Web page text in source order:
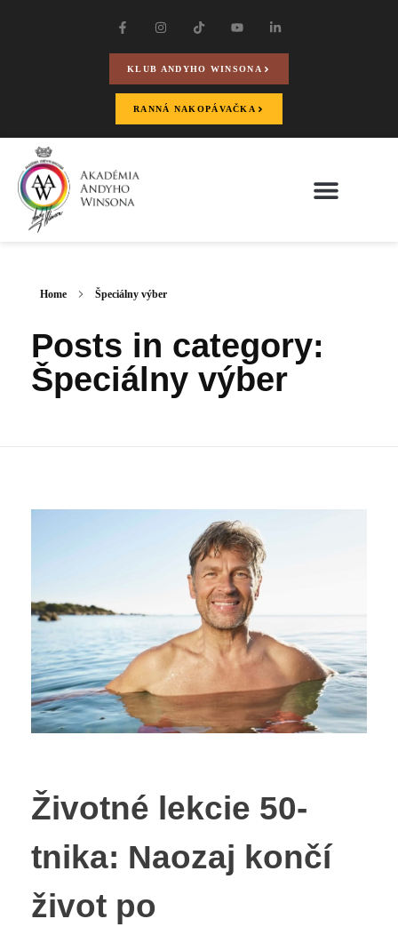
KLUB ANDYHO WINSONA
RANNÁ NAKOPÁVAČKA
Home Špeciálny výber
Posts in category:
Špeciálny výber
Životné lekcie 50-
tnika: Naozaj končí
život po